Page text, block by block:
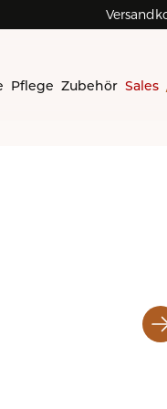
Pflege Zubehör Sales